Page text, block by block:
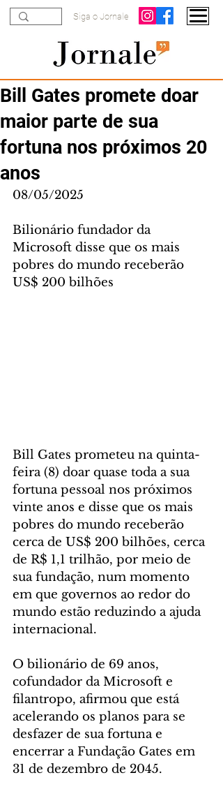
Siga o Jornale
Bill Gates promete doar
maior parte de sua
fortuna nos próximos 20
anos
08/05/2025
Bilionário fundador da
Microsoft disse que os mais
pobres do mundo receberão
US$ 200 bilhões
Bill Gates prometeu na quinta-
feira (8) doar quase toda a sua
fortuna pessoal nos próximos
vinte anos e disse que os mais
pobres do mundo receberão
cerca de US$ 200 bilhões, cerca
de R$ 1,1 trilhão, por meio de
sua fundação, num momento
em que governos ao redor do
mundo estão reduzindo a ajuda
internacional.
O bilionário de 69 anos,
cofundador da Microsoft e
filantropo, afirmou que está
acelerando os planos para se
desfazer de sua fortuna e
encerrar a Fundação Gates em
31 de dezembro de 2045.